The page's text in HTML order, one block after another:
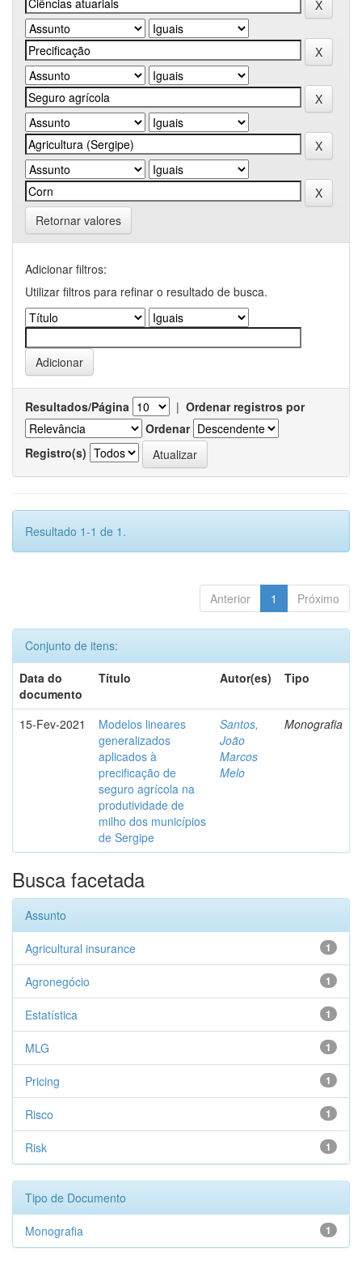
Retornar valores
Adicionar filtros:
Utilizar filtros para refinar o resultado de busca.
Resultados/Página | Ordenar registros por
Ordenar
Registro(s)
Resultado 1-1 de 1.
Anterior 1 Próximo
Conjunto de itens:
Data do
documento
Título Autor(es) Tipo
15-Fev-2021
Modelos lineares
generalizados
aplicados à
precificação de
seguro agrícola na
produtividade de
milho dos municípios
de Sergipe
Santos,
João
Marcos
Melo
Monografia
Busca facetada
Assunto
1
Agricultural insurance
1
Agronegócio
1
Estatística
1
MLG
1
Pricing
1
Risco
1
Risk
Tipo de Documento
1
Monografia